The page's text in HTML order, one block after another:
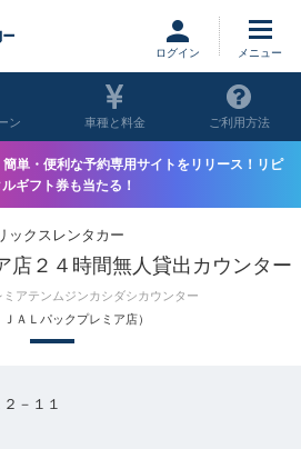
ログイン
ン 車種と料金 ご利用方法
単・便利な予約専用サイトをリリース！リピ
ギフト券も当たる！
ックスレンタカー
店２４時間無人貸出カウンター
アテンムジンカシダシカウンター
ＪＡＬパックプレミア店）
－１１